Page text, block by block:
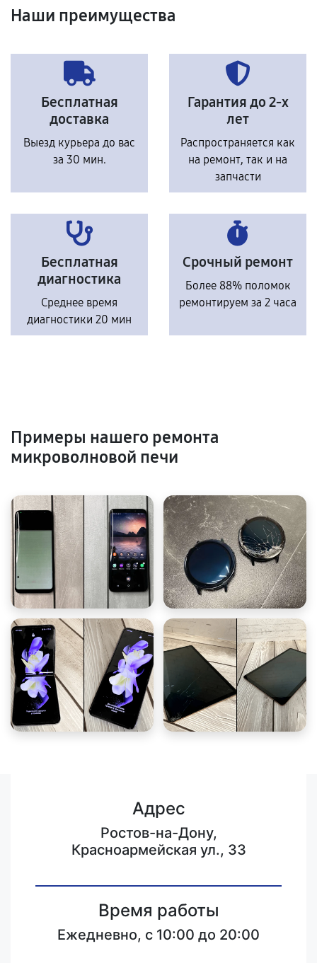
Наши преимущества
Бесплатная
доставка
Выезд курьера до вас
за 30 мин.
Гарантия до 2-х
лет
Распространяется как
на ремонт, так и на
запчасти
Бесплатная
диагностика
Среднее время
диагностики 20 мин
Срочный ремонт
Более 88% поломок
ремонтируем за 2 часа
Примеры нашего ремонта
микроволновой печи
Адрес
Ростов-на-Дону,
Красноармейская ул., 33
Время работы
Ежедневно, с 10:00 до 20:00